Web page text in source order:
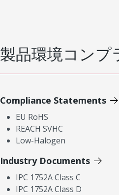
製品環境コンプ
Compliance Statements
EU RoHS
REACH SVHC
Low-Halogen
Industry Documents
IPC 1752A Class C
IPC 1752A Class D